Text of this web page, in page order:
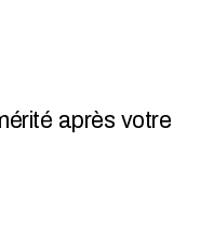
après votre